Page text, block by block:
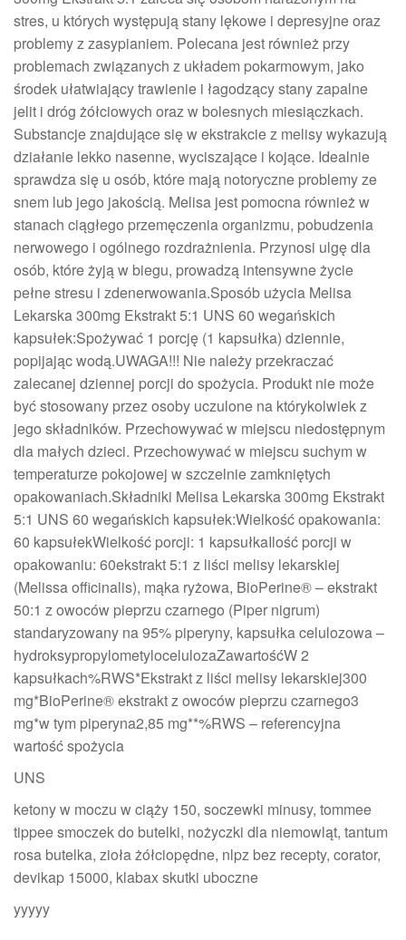
stres, u których występują stany lękowe i depresyjne oraz
problemy z zasypianiem. Polecana jest również przy
problemach związanych z układem pokarmowym, jako
środek ułatwiający trawienie i łagodzący stany zapalne
jelit i dróg żółciowych oraz w bolesnych miesiączkach.
Substancje znajdujące się w ekstrakcie z melisy wykazują
działanie lekko nasenne, wyciszające i kojące. Idealnie
sprawdza się u osób, które mają notoryczne problemy ze
snem lub jego jakością. Melisa jest pomocna również w
stanach ciągłego przemęczenia organizmu, pobudzenia
nerwowego i ogólnego rozdrażnienia. Przynosi ulgę dla
osób, które żyją w biegu, prowadzą intensywne życie
pełne stresu i zdenerwowania.Sposób użycia Melisa
Lekarska 300mg Ekstrakt 5:1 UNS 60 wegańskich
kapsułek:Spożywać 1 porcję (1 kapsułka) dziennie,
popijając wodą.UWAGA!!! Nie należy przekraczać
zalecanej dziennej porcji do spożycia. Produkt nie może
być stosowany przez osoby uczulone na którykolwiek z
jego składników. Przechowywać w miejscu niedostępnym
dla małych dzieci. Przechowywać w miejscu suchym w
temperaturze pokojowej w szczelnie zamkniętych
opakowaniach.Składniki Melisa Lekarska 300mg Ekstrakt
5:1 UNS 60 wegańskich kapsułek:Wielkość opakowania:
60 kapsułekWielkość porcji: 1 kapsułkaIlość porcji w
opakowaniu: 60ekstrakt 5:1 z liści melisy lekarskiej
(Melissa officinalis), mąka ryżowa, BioPerine® – ekstrakt
50:1 z owoców pieprzu czarnego (Piper nigrum)
standaryzowany na 95% piperyny, kapsułka celulozowa –
hydroksypropylometylocelulozaZawartośćW 2
kapsułkach%RWS*Ekstrakt z liści melisy lekarskiej300
mg*BioPerine® ekstrakt z owoców pieprzu czarnego3
mg*w tym piperyna2,85 mg**%RWS – referencyjna
wartość spożycia
UNS
ketony w moczu w ciąży 150, soczewki minusy, tommee
tippee smoczek do butelki, nożyczki dla niemowląt, tantum
rosa butelka, zioła żółciopędne, nlpz bez recepty, corator,
devikap 15000, klabax skutki uboczne
yyyyy